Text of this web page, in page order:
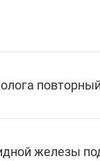
повторный
железы